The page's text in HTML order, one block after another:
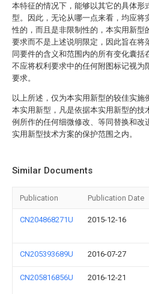
本特征的情况下，能够以其它的具体形
型。因此，无论从哪一点来看，均应将
性的，而且是非限制性的，本实用新型
要求而不是上述说明限定，因此旨在将
同要件的含义和范围内的所有变化囊括
不应将权利要求中的任何附图标记视为
要求。
以上所述，仅为本实用新型的较佳实施
本实用新型，凡是依据本实用新型的技
例所作的任何细微修改、等同替换和改
实用新型技术方案的保护范围之内。
Similar Documents
Publication Publication Date
CN204868271U 2015-12-16
CN205393689U 2016-07-27
CN205816856U 2016-12-21